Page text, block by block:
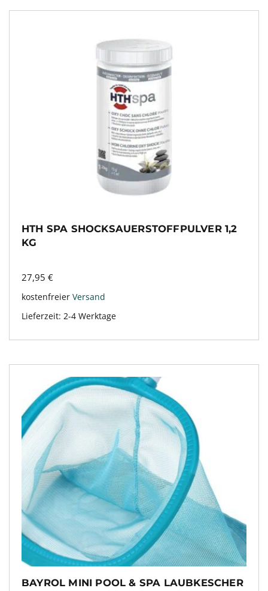
HTH SPA SHOCKSAUERSTOFFPULVER 1,2
KG
27,95 €
kostenfreier Versand
Lieferzeit: 2-4 Werktage
BAYROL MINI POOL & SPA LAUBKESCHER